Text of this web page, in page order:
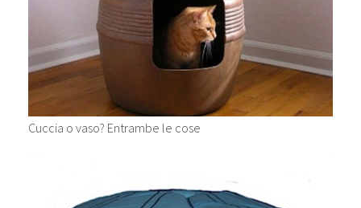
Cuccia o vaso? Entrambe le cose